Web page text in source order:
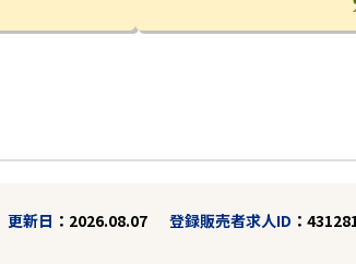
更新日 2026.08.07 登録販売者求人ID